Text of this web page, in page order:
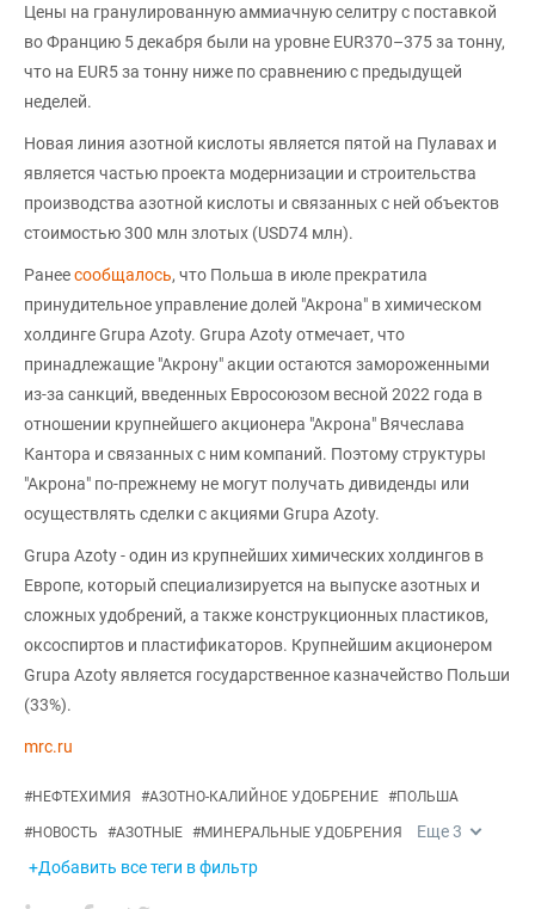
Цены на гранулированную аммиачную селитру с поставкой
во Францию 5 декабря были на уровне EUR370–375 за тонну,
что на EUR5 за тонну ниже по сравнению с предыдущей
неделей.
Новая линия азотной кислоты является пятой на Пулавах и
является частью проекта модернизации и строительства
производства азотной кислоты и связанных с ней объектов
стоимостью 300 млн злотых (USD74 млн).
Ранеесообщалось, что Польша в июле прекратила
принудительное управление долей "Акрона" в химическом
холдинге Grupa Azoty. Grupa Azoty отмечает, что
принадлежащие "Акрону" акции остаются замороженными
из-за санкций, введенных Евросоюзом весной 2022 года в
отношении крупнейшего акционера "Акрона" Вячеслава
Кантора и связанных с ним компаний. Поэтому структуры
"Акрона" по-прежнему не могут получать дивиденды или
осуществлять сделки с акциями Grupa Azoty.
Grupa Azoty - один из крупнейших химических холдингов в
Европе, который специализируется на выпуске азотных и
сложных удобрений, а также конструкционных пластиков,
оксоспиртов и пластификаторов. Крупнейшим акционером
Grupa Azoty является государственное казначейство Польши
(33%).
mrc.ru
#НЕФТЕХИМИЯ #АЗОТНО-КАЛИЙНОЕ УДОБРЕНИЕ #ПОЛЬША
#НОВОСТЬ #АЗОТНЫЕ #МИНЕРАЛЬНЫЕ УДОБРЕНИЯ Еще3
+Добавить все теги в фильтр